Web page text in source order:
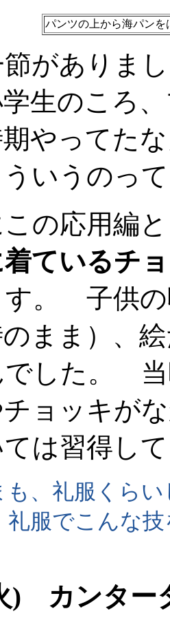
パンツの上から海パン
節がありま
生のころ
やってた
いうのって
の応用編
ているチ
す。 子供
まま）、
でした。
ョッキが
は習得し
、礼服くらい
礼服でこんな
) カンター